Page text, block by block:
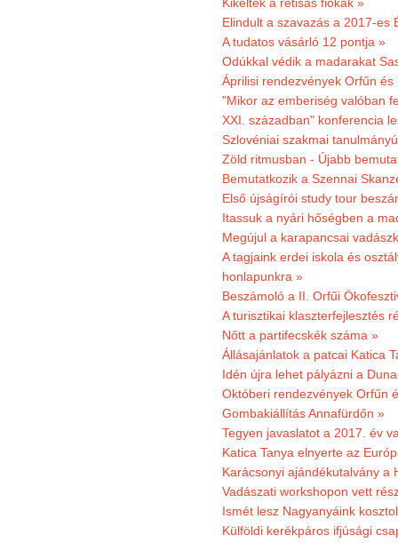
Elindult a szavazás a 2017-es
A tudatos vásárló 12 pontja »
Odúkkal védik a madarakat
Áprilisi rendezvények Orfűn és
"Mikor az emberiség valóban
XXI. században" konferencia
Szlovéniai szakmai
Zöld ritmusban - Újabb
Bemutatkozik a Szennai
Első újságírói study tour
Itassuk a nyári hőségben a
Megújul a karapancsai
A tagjaink erdei iskola és
honlapunkra »
Beszámoló a II. Orfűi
A turisztikai klaszterfejlesztés
Nőtt a partifecskék száma »
Állásajánlatok a patcai Katica
Idén újra lehet pályázni a
Októberi rendezvények Orfűn
Gombakiállítás Annafürdőn »
Tegyen javaslatot a 2017. év
Katica Tanya elnyerte az
Karácsonyi ajándékutalvány a
Vadászati workshopon vett
Ismét lesz Nagyanyáink
Külföldi kerékpáros ifjúsági